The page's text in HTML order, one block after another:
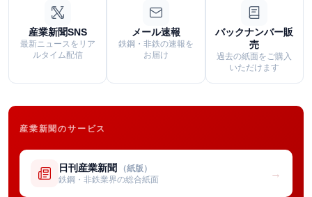
産業新聞SNS
最新ニュースをリア
ルタイム配信
メール速報
鉄鋼・非鉄の速報を
お届け
バックナンバー販
売
過去の紙面をご購入
いただけます
産業新聞のサービス
日刊産業新聞 （紙版）
鉄鋼・非鉄業界の総合紙面
→